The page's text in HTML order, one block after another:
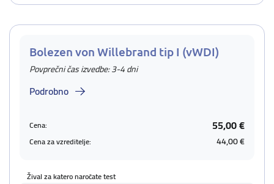
Bolezen von Willebrand tip I (vWDI)
Povprečni čas izvedbe: 3-4 dni
Podrobno
Cena: 55,00 €
Cena za vzreditelje: 44,00 €
Žival za katero naročate test